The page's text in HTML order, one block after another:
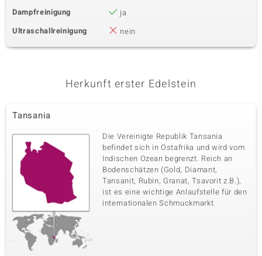
Dampfreinigung
ja
Ultraschallreinigung
nein
Herkunft erster Edelstein
Tansania
Die Vereinigte Republik Tansania
befindet sich in Ostafrika und wird vom
Indischen Ozean begrenzt. Reich an
Bodenschätzen (Gold, Diamant,
Tansanit, Rubin, Granat, Tsavorit z.B.),
ist es eine wichtige Anlaufstelle für den
internationalen Schmuckmarkt.